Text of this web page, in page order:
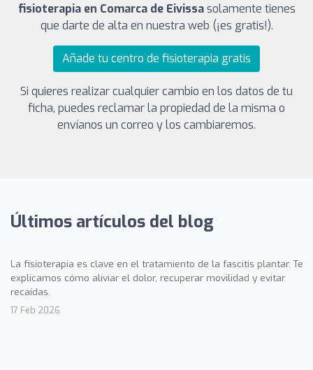
fisioterapia en Comarca de Eivissasolamente tienes
que darte de alta en nuestra web (¡es gratis!).
Añade tu centro de fisioterapia gratis
Si quieres realizar cualquier cambio en los datos de tu
ficha, puedes reclamar la propiedad de la misma o
envíanos un correo y los cambiaremos.
Últimos artículos del blog
La fisioterapia es clave en el tratamiento de la fascitis plantar. Te
explicamos cómo aliviar el dolor, recuperar movilidad y evitar
recaídas.
17 Feb 2026